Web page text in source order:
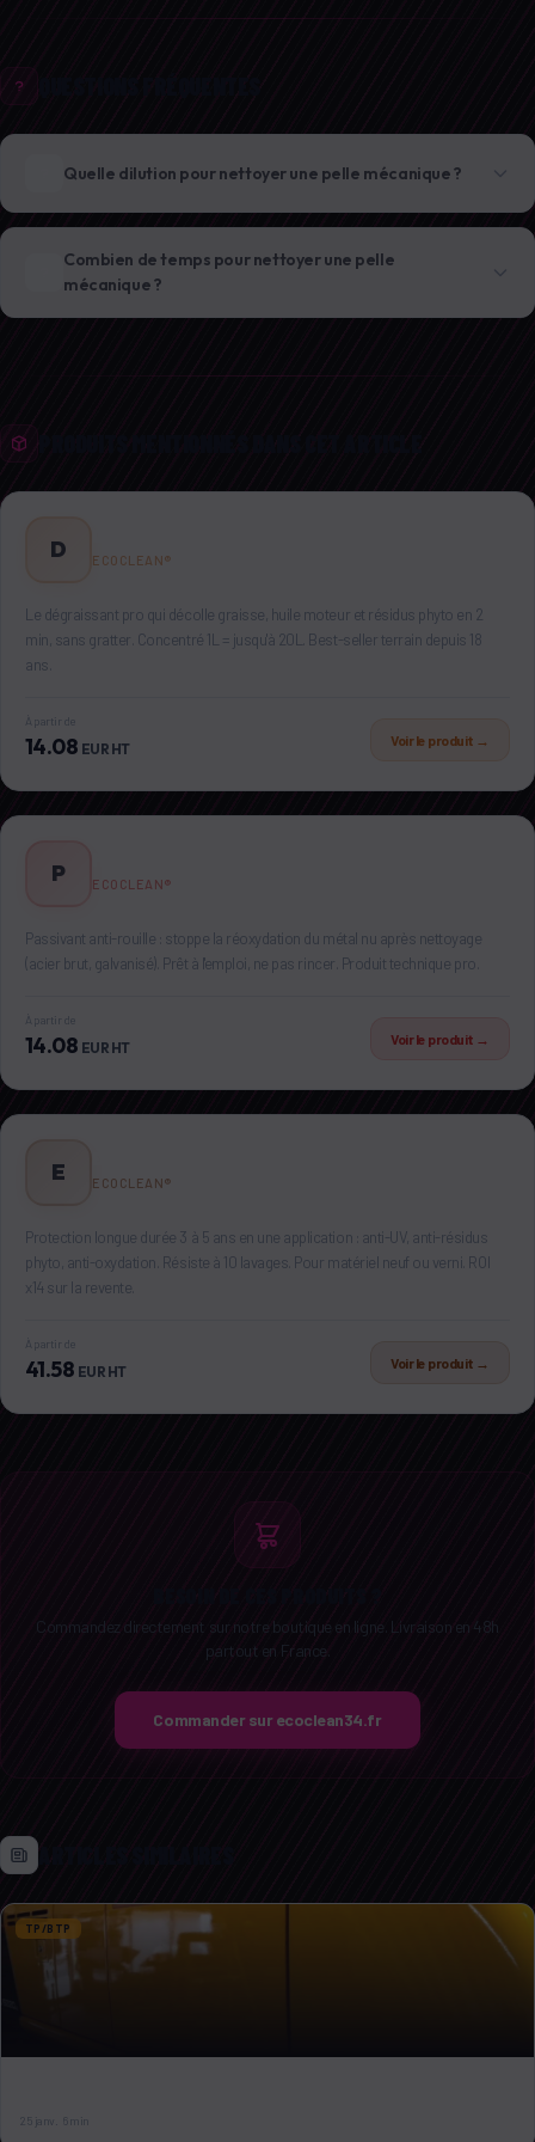
Quelle dilution pour nettoyer une pelle mécanique ?
Combien de temps pour nettoyer une pelle
mécanique ?
D ECOCLEAN®
Le dégraissant pro qui décolle graisse, huile moteur et résidus phyto en 2
min, sans gratter. Concentré 1L = jusqu'à 20L. Best-seller terrain depuis 18
ans.
À partir de
14.08 EUR HT
Voir le produit →
P ECOCLEAN®
Passivant anti-rouille : stoppe la réoxydation du métal nu après nettoyage
(acier brut, galvanisé). Prêt à l'emploi, ne pas rincer. Produit technique pro.
À partir de
14.08 EUR HT
Voir le produit →
E ECOCLEAN®
Protection longue durée 3 à 5 ans en une application : anti-UV, anti-résidus
phyto, anti-oxydation. Résiste à 10 lavages. Pour matériel neuf ou verni. ROI
x14 sur la revente.
À partir de
41.58 EUR HT
Voir le produit →
Commandez directement sur notre boutique en ligne. Livraison en 48h
partout en France.
Commander sur ecoclean34.fr
TP/BTP
25 janv. 6 min